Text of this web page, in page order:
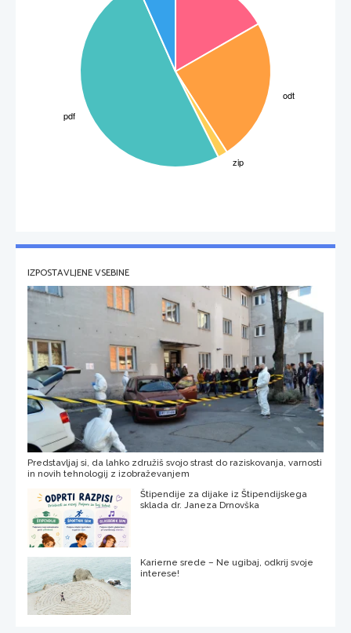
IZPOSTAVLJENE VSEBINE
Predstavljaj si, da lahko združiš svojo strast do raziskovanja, varnosti
in novih tehnologij z izobraževanjem
Štipendije za dijake iz Štipendijskega
sklada dr. Janeza Drnovška
Karierne srede – Ne ugibaj, odkrij svoje
interese!